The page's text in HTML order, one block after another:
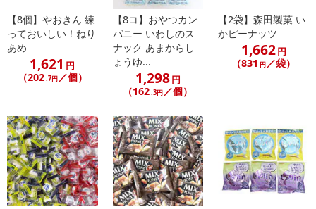
【8個】やおきん 練
っておいしい！ねり
あめ
1,621 円
（202 .7円／個）
【8コ】おやつカン
パニー いわしのス
ナック あまからし
ょうゆ...
1,298円
（162 .3円 ／個）
【2袋】森田製菓 い
かピーナッツ
1,662円
（831 円 ／袋）